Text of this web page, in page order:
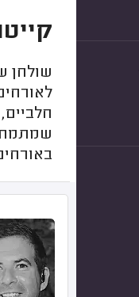
שולחן